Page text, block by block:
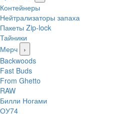
Контейнеры
Нейтрализаторы запаха
Пакеты Zip-lock
Тайники
Мерч
›
Backwoods
Fast Buds
From Ghetto
RAW
Билли Ногами
ОУ74